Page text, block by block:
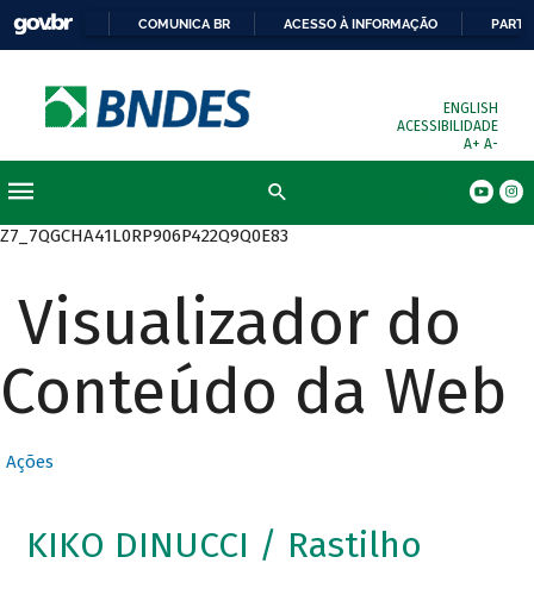
COMUNICA BR ACESSO À INFORMAÇÃO
ENGLISH
ACESSIBILIDADE
A+ A-
Z7_7QGCHA41L0RP906P422Q9Q0E83
Visualizador do
Conteúdo da Web
Ações
KIKO DINUCCI / Rastilho